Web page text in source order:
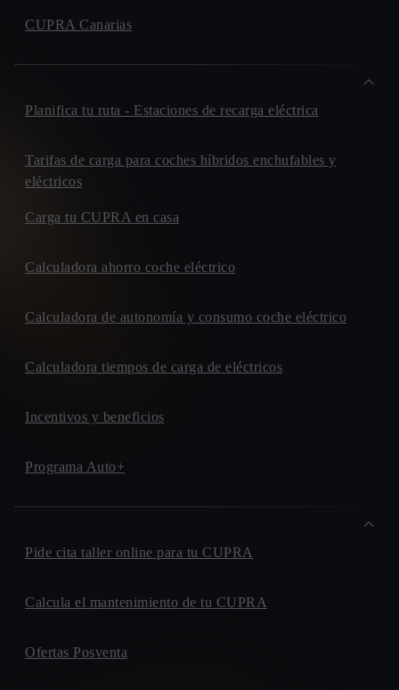
CUPRA Canarias
Planifica tu ruta - Estaciones de recarga eléctrica
Tarifas de carga para coches híbridos enchufables y
eléctricos
Carga tu CUPRA en casa
Calculadora ahorro coche eléctrico
Calculadora de autonomía y consumo coche eléctrico
Calculadora tiempos de carga de eléctricos
Incentivos y beneficios
Programa Auto+
Pide cita taller online para tu CUPRA
Calcula el mantenimiento de tu CUPRA
Ofertas Posventa